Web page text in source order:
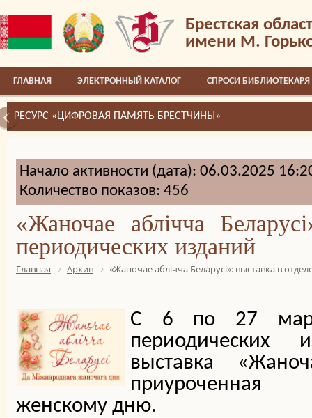
Брестская
имени М.
ГЛАВНАЯ ЭЛЕКТРОННЫЙ КАТАЛОГ СПРОСИ БИБЛИОТЕКАРЯ
РЕСУРС «ЦИФРОВАЯ ПАМЯТЬ БРЕСТЧИНЫ»
Начало активности (дата): 06.03.2025
Количество показов: 456
«Жаночае аблічча
периодических изданий
Главная Архив «Жаночае аблічча Беларусі»: выставка в
С 6 по 27
периодических
выставка
женскому дню.